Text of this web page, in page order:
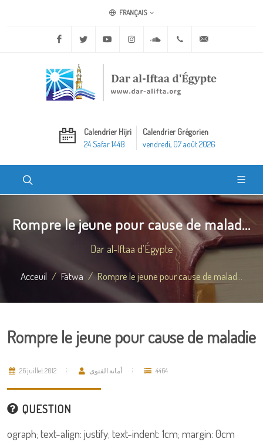
FRANÇAIS
Facebook Twitter Youtube Instagram Soundcloud+20 2 25970400
Calendrier Hijri
24 Safar 1448
Calendrier Grégorien
vendredi, 07 août 2026
Rompre le jeune pour cause de malad...
Dar al-Iftaa d'Égypte
Acceuil Fatwa Rompre le jeune pour cause de malad...
Rompre le jeune pour cause de maladie
26 juillet 2012 أمانة الفتوى 4464
QUESTION
ograph; text-align: justify; text-indent: 1cm; margin: 0cm